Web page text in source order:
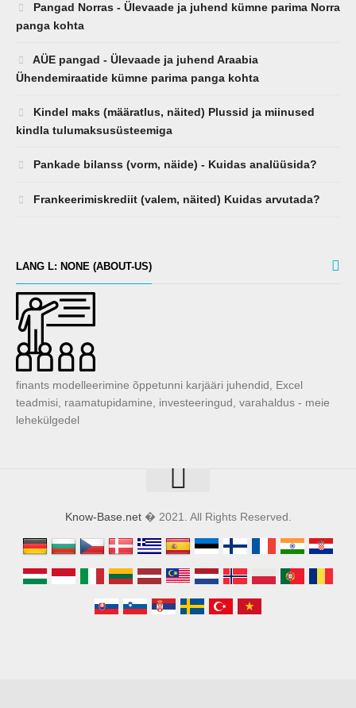
Pangad Norras - Ülevaade ja juhend kümne parima Norra
panga kohta
AÜE pangad - Ülevaade ja juhend Araabia
Ühendemiraatide kümne parima panga kohta
Kindel maks (määratlus, näited) Plussid ja miinused
kindla tulumaksusüsteemiga
Pankade bilanss (vorm, näide) - Kuidas analüüsida?
Frankeerimiskrediit (valem, näited) Kuidas arvutada?
LANG L: NONE (ABOUT-US)
finants modelleerimine õppetunni karjääri juhendid, Excel
teadmisi, raamatupidamine, investeeringud, varahaldus - meie
lehekülgedel
Know-Base.net� 2021. All Rights Reserved.